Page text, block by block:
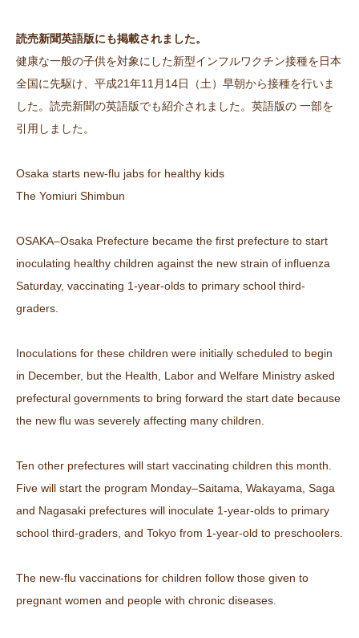
読売新聞英語版にも掲載されました。
健康な一般の子供を対象にした新型インフルワクチン接種を日本
全国に先駆け、平成21年11月14日（土）早朝から接種を行いま
した。読売新聞の英語版でも紹介されました。英語版の 一部を
引用しました。
Osaka starts new-flu jabs for healthy kids
The Yomiuri Shimbun
OSAKA–Osaka Prefecture became the first prefecture to start
inoculating healthy children against the new strain of influenza
Saturday, vaccinating 1-year-olds to primary school third-
graders.
Inoculations for these children were initially scheduled to begin
in December, but the Health, Labor and Welfare Ministry asked
prefectural governments to bring forward the start date because
the new flu was severely affecting many children.
Ten other prefectures will start vaccinating children this month.
Five will start the program Monday–Saitama, Wakayama, Saga
and Nagasaki prefectures will inoculate 1-year-olds to primary
school third-graders, and Tokyo from 1-year-old to preschoolers.
The new-flu vaccinations for children follow those given to
pregnant women and people with chronic diseases.